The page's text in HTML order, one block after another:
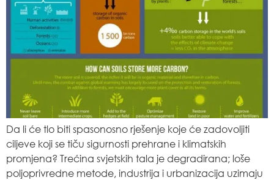
Da li će tlo biti spasonosno rješenje koje će zadovoljiti
ciljeve koji se tiču sigurnosti prehrane i klimatskih
promjena? Trećina svjetskih tala je degradirana; loše
poljoprivredne metode, industrija i urbanizacija uzimaju